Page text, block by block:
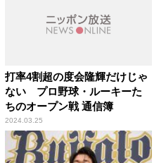
打率4割超の度会隆輝だけじゃ
ない プロ野球・ルーキーた
ちのオープン戦 通信簿
2024.03.25